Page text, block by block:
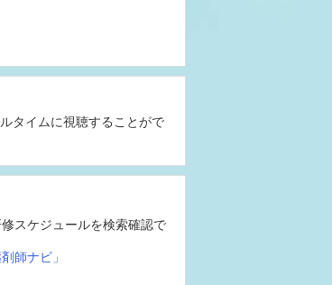
タイムに視聴することがで
スケジュールを検索確認で
師ナビ」